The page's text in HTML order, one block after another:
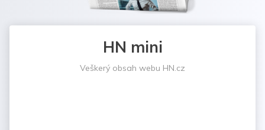
HN mini
Veškerý obsah webu HN.cz